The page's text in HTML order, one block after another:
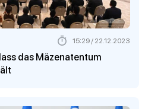
das Mäzenatentum
15:29 / 22.12.2023